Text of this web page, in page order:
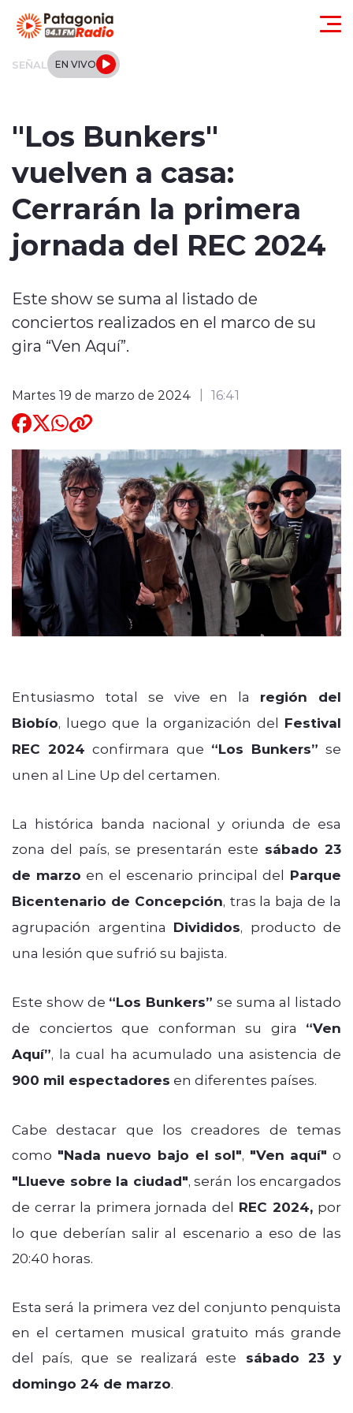
SEÑAL EN VIVO
Tendencias
Deportes
Entrevistas
modo claro
"Los Bunkers"
vuelven a casa:
Cerrarán la primera
jornada del REC 2024
Este show se suma al listado de
conciertos realizados en el marco de su
gira “Ven Aquí”.
Martes 19 de marzo de 2024 16:41
Entusiasmo total se vive en la región del
Biobío, luego que la organización del Festival
REC 2024 confirmara que “Los Bunkers” se
unen al Line Up del certamen.
La histórica banda nacional y oriunda de esa
zona del país, se presentarán este sábado 23
de marzo en el escenario principal del Parque
Bicentenario de Concepción, tras la baja de la
agrupación argentina Divididos, producto de
una lesión que sufrió su bajista.
Este show de “Los Bunkers” se suma al listado
de conciertos que conforman su gira “Ven
Aquí”, la cual ha acumulado una asistencia de
900 mil espectadores en diferentes países.
Cabe destacar que los creadores de temas
como "Nada nuevo bajo el sol", "Ven aquí" o
"Llueve sobre la ciudad", serán los encargados
de cerrar la primera jornada del REC 2024, por
lo que deberían salir al escenario a eso de las
20:40 horas.
Esta será la primera vez del conjunto penquista
en el certamen musical gratuito más grande
del país, que se realizará este sábado 23 y
domingo 24 de marzo.